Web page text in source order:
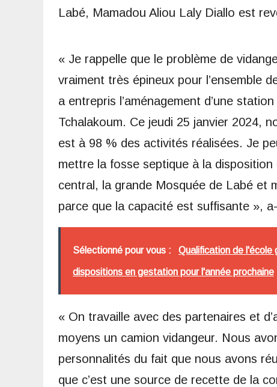
Labé, Mamadou Aliou Laly Diallo est
« Je rappelle que le problème de
vraiment très épineux pour l’ensemble
a entrepris l’aménagement d’une
Tchalakoum. Ce jeudi 25 janvier 2024,
est à 98 % des activités réalisées. Je
mettre la fosse septique à la
central, la grande Mosquée de Labé et
parce que la capacité est suffisante »,
Sélectionné pour vous : Qualification de l'école
dispositions en gestation pour l'année prochaine
« On travaille avec des partenaires et
moyens un camion vidangeur. Nous
personnalités du fait que nous avons
que c’est une source de recette de la